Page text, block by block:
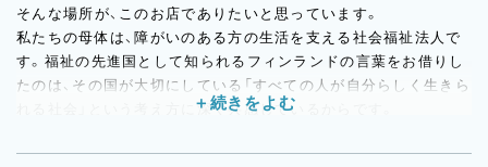
そんな場所が、このお店でありたいと思っています。
私たちの母体は、障がいのある方の生活を支える社会福祉法人で
す。福祉の先進国として知られるフィンランドの言葉をお借りし
たのは、その国が大切にしている「すべての人が自分らしく生きら
れる社会」という考え方に深く共感しているからです。
おいしいパンが並ぶあたたかなお店が、地域の人たちにとっての